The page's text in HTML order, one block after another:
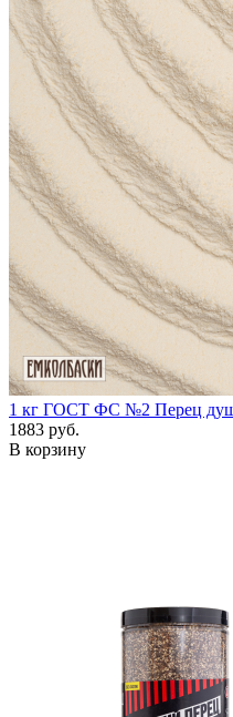
1 кг ГОСТ ФС №2 Перец
1883 руб.
В корзину